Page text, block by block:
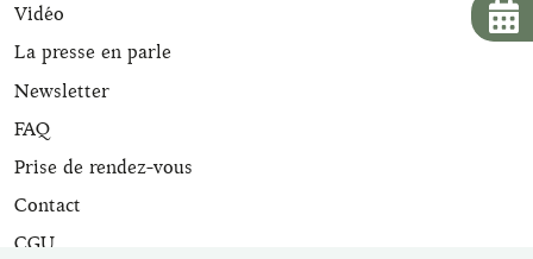
Vidéo
La presse en parle
Newsletter
FAQ
Prise de rendez-vous
Contact
CGU